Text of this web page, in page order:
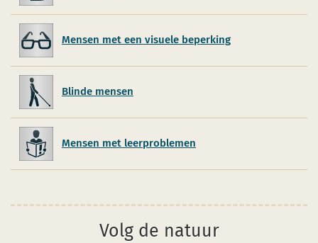
Mensen met een visuele beperking
Blinde mensen
Mensen met leerproblemen
Volg de natuur